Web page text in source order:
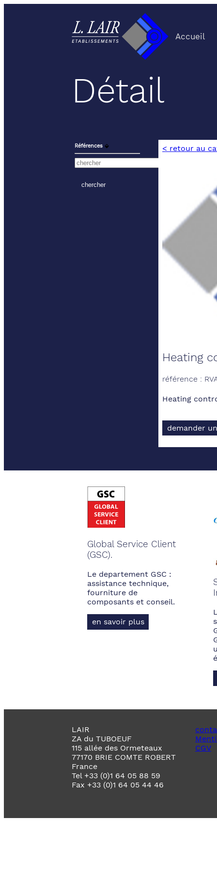
Accueil
Détail
Références ⬙ < retour au
Heating
référence :
Heating
demander
Global Service Client
(GSC).
Le departement GSC :
assistance technique,
fourniture de
composants et conseil.
en savoir plus
LAIR
ZA du TUBOEUF
115 allée des Ormeteaux
77170 BRIE COMTE ROBERT
France
Tel +33 (0)1 64 05 88 59
Fax +33 (0)1 64 05 44 46
CGV